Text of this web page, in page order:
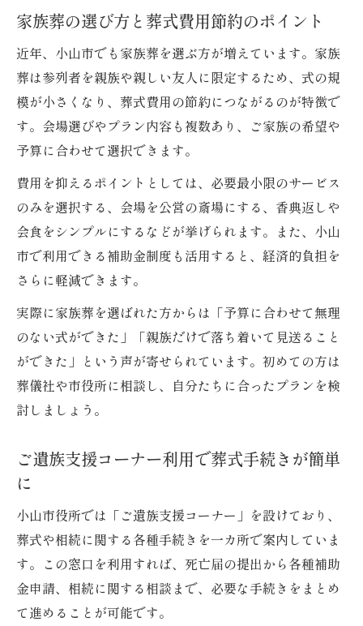
家族葬の選び方と葬式費用節約のポイント
近年、小山市でも家族葬を選ぶ方が増えています。家族
葬は参列者を親族や親しい友人に限定するため、式の規
模が小さくなり、葬式費用の節約につながるのが特徴で
す。会場選びやプラン内容も複数あり、ご家族の希望や
予算に合わせて選択できます。
費用を抑えるポイントとしては、必要最小限のサービス
のみを選択する、会場を公営の斎場にする、香典返しや
会食をシンプルにするなどが挙げられます。また、小山
市で利用できる補助金制度も活用すると、経済的負担を
さらに軽減できます。
実際に家族葬を選ばれた方からは「予算に合わせて無理
のない式ができた」「親族だけで落ち着いて見送ること
ができた」という声が寄せられています。初めての方は
葬儀社や市役所に相談し、自分たちに合ったプランを検
討しましょう。
ご遺族支援コーナー利用で葬式手続きが簡単
に
小山市役所では「ご遺族支援コーナー」を設けており、
葬式や相続に関する各種手続きを一カ所で案内していま
す。この窓口を利用すれば、死亡届の提出から各種補助
金申請、相続に関する相談まで、必要な手続きをまとめ
て進めることが可能です。